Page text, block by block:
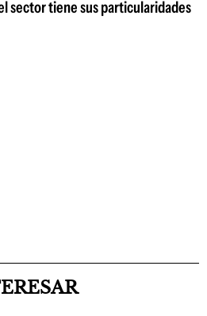
sector tiene sus particularidades